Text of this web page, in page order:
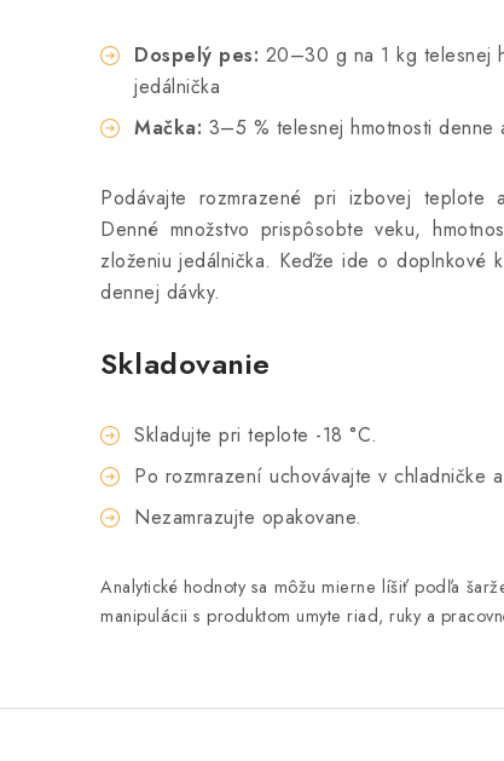
Dospelý pes: 20–30 g na 1 kg telesnej
jedálnička
Mačka: 3–5 % telesnej hmotnosti denne
Podávajte rozmrazené pri izbovej teplote
Denné množstvo prispôsobte veku,
zloženiu jedálnička. Keďže ide o doplnkové
dennej dávky.
Skladovanie
Skladujte pri teplote -18 °C.
Po rozmrazení uchovávajte v chladničke
Nezamrazujte opakovane.
Analytické hodnoty sa môžu mierne líšiť podľa
manipulácii s produktom umyte riad, ruky a